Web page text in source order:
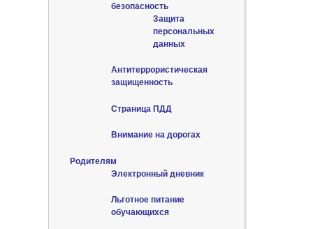
безопасность
Защита
персональных
данных
Антитеррористическая
защищенность
Страница ПДД
Внимание на дорогах
Родителям
Электронный дневник
Льготное питание
обучающихся